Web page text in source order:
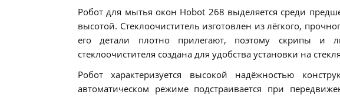
Робот для мытья окон Hobot 268 выделяется среди
высотой. Стеклоочиститель изготовлен из лёгкого,
его детали плотно прилегают, поэтому скрипы и
стеклоочистителя создана для удобства установки на
Робот характеризуется высокой надёжностью
автоматическом режиме подстраивается при